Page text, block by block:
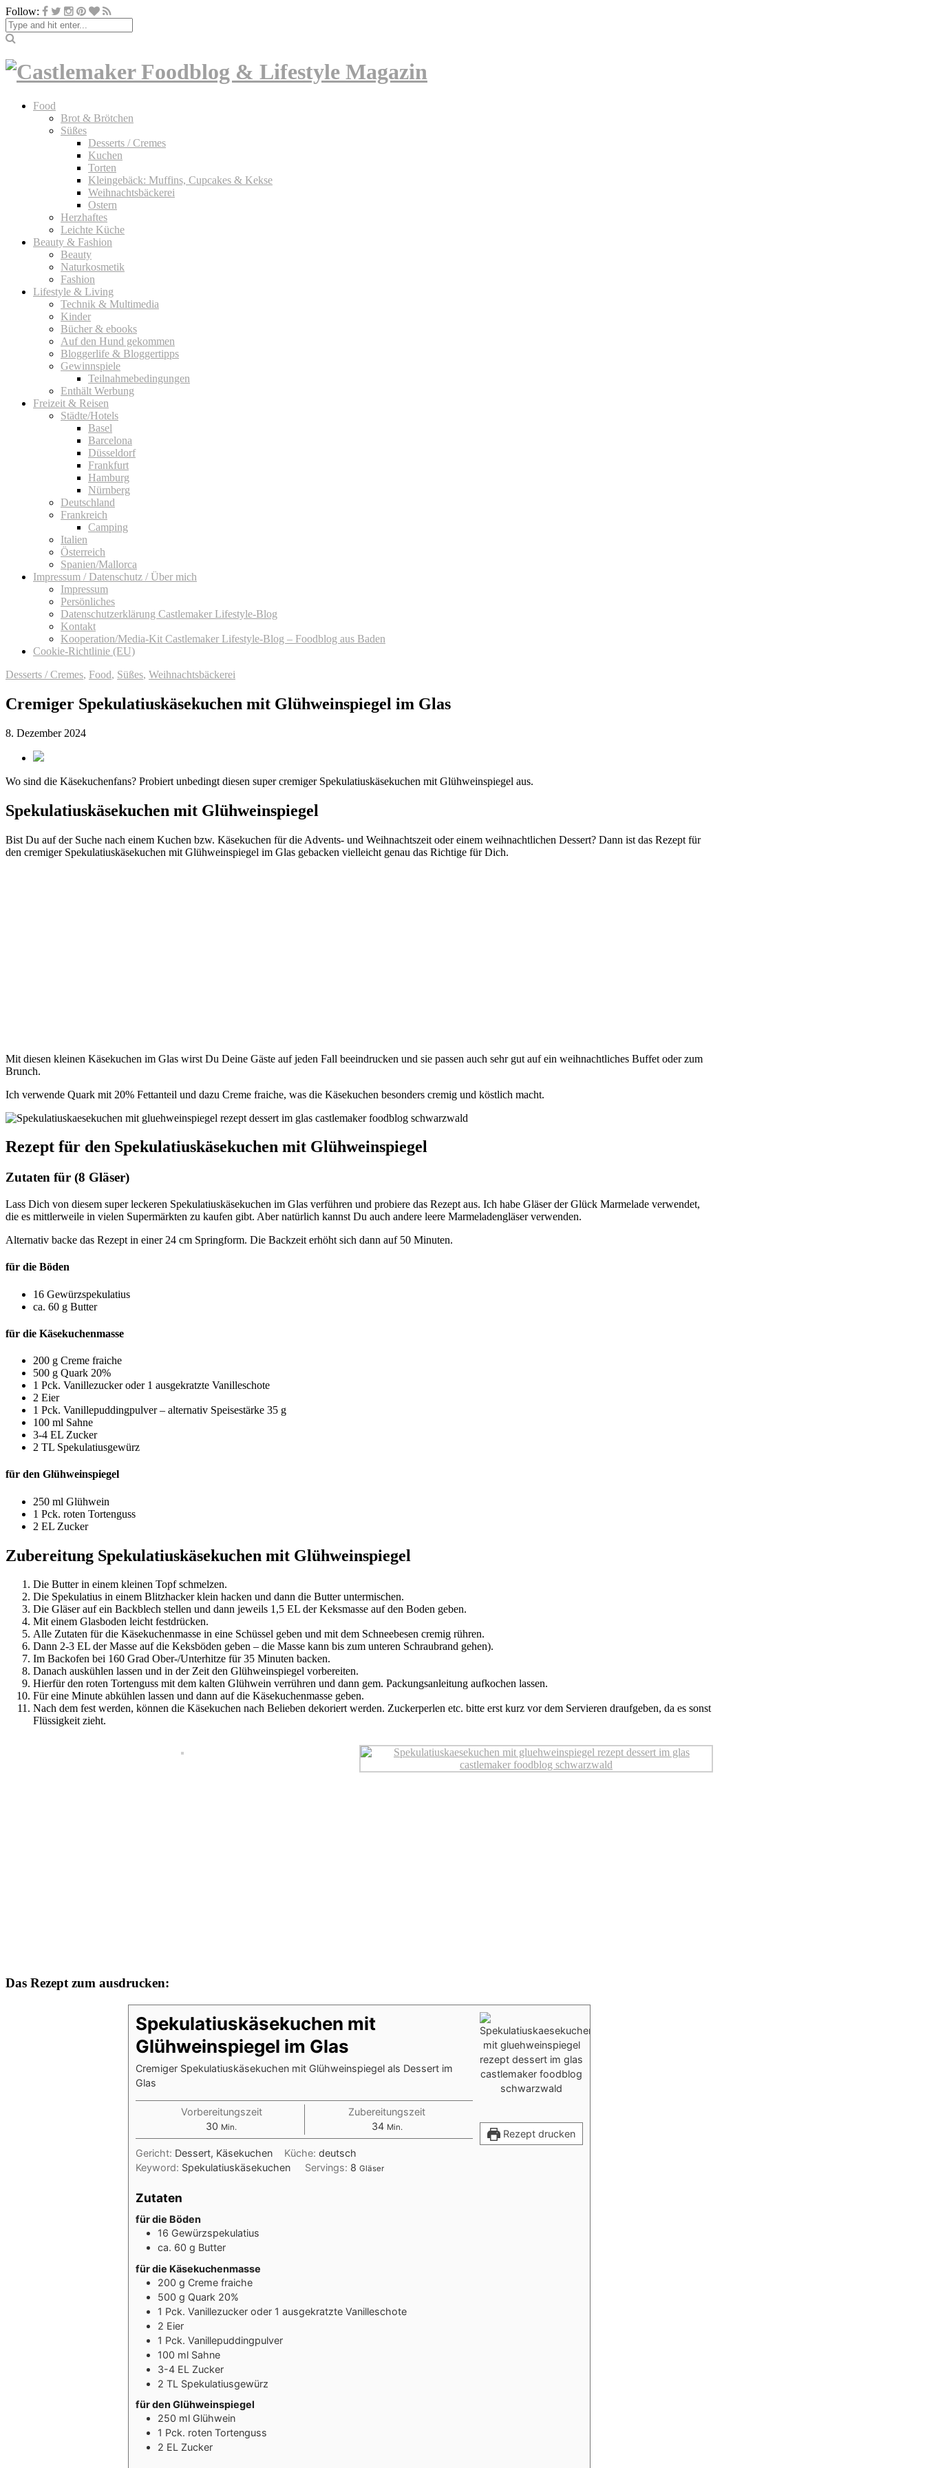
Follow:
Food
Brot & Brötchen
Süßes
Desserts / Cremes
Kuchen
Torten
Kleingebäck: Muffins, Cupcakes & Kekse
Weihnachtsbäckerei
Ostern
Herzhaftes
Leichte Küche
Beauty & Fashion
Beauty
Naturkosmetik
Fashion
Lifestyle & Living
Technik & Multimedia
Kinder
Bücher & ebooks
Auf den Hund gekommen
Bloggerlife & Bloggertipps
Gewinnspiele
Teilnahmebedingungen
Enthält Werbung
Freizeit & Reisen
Städte/Hotels
Basel
Barcelona
Düsseldorf
Frankfurt
Hamburg
Nürnberg
Deutschland
Frankreich
Camping
Italien
Österreich
Spanien/Mallorca
Impressum / Datenschutz / Über mich
Impressum
Persönliches
Datenschutzerklärung Castlemaker Lifestyle-Blog
Kontakt
Kooperation/Media-Kit Castlemaker Lifestyle-Blog – Foodblog aus Baden
Cookie-Richtlinie (EU)
Desserts / Cremes, Food, Süßes, Weihnachtsbäckerei
Cremiger Spekulatiuskäsekuchen mit Glühweinspiegel im Glas
8. Dezember 2024
Wo sind die Käsekuchenfans? Probiert unbedingt diesen super cremiger Spekulatiuskäsekuchen mit Glühweinspiegel aus.
Spekulatiuskäsekuchen mit Glühweinspiegel
Bist Du auf der Suche nach einem Kuchen bzw. Käsekuchen für die Advents- und Weihnachtszeit oder einem weihnachtlichen Dessert? Dann ist das Rezept für
den cremiger Spekulatiuskäsekuchen mit Glühweinspiegel im Glas gebacken vielleicht genau das Richtige für Dich.
Mit diesen kleinen Käsekuchen im Glas wirst Du Deine Gäste auf jeden Fall beeindrucken und sie passen auch sehr gut auf ein weihnachtliches Buffet oder zum
Brunch.
Ich verwende Quark mit 20% Fettanteil und dazu Creme fraiche, was die Käsekuchen besonders cremig und köstlich macht.
Rezept für den Spekulatiuskäsekuchen mit Glühweinspiegel
Zutaten für (8 Gläser)
Lass Dich von diesem super leckeren Spekulatiuskäsekuchen im Glas verführen und probiere das Rezept aus. Ich habe Gläser der Glück Marmelade verwendet,
die es mittlerweile in vielen Supermärkten zu kaufen gibt. Aber natürlich kannst Du auch andere leere Marmeladengläser verwenden.
Alternativ backe das Rezept in einer 24 cm Springform. Die Backzeit erhöht sich dann auf 50 Minuten.
für die Böden
16 Gewürzspekulatius
ca. 60 g Butter
für die Käsekuchenmasse
200 g Creme fraiche
500 g Quark 20%
1 Pck. Vanillezucker oder 1 ausgekratzte Vanilleschote
2 Eier
1 Pck. Vanillepuddingpulver – alternativ Speisestärke 35 g
100 ml Sahne
3-4 EL Zucker
2 TL Spekulatiusgewürz
für den Glühweinspiegel
250 ml Glühwein
1 Pck. roten Tortenguss
2 EL Zucker
Zubereitung Spekulatiuskäsekuchen mit Glühweinspiegel
Die Butter in einem kleinen Topf schmelzen.
Die Spekulatius in einem Blitzhacker klein hacken und dann die Butter untermischen.
Die Gläser auf ein Backblech stellen und dann jeweils 1,5 EL der Keksmasse auf den Boden geben.
Mit einem Glasboden leicht festdrücken.
Alle Zutaten für die Käsekuchenmasse in eine Schüssel geben und mit dem Schneebesen cremig rühren.
Dann 2-3 EL der Masse auf die Keksböden geben – die Masse kann bis zum unteren Schraubrand gehen).
Im Backofen bei 160 Grad Ober-/Unterhitze für 35 Minuten backen.
Danach auskühlen lassen und in der Zeit den Glühweinspiegel vorbereiten.
Hierfür den roten Tortenguss mit dem kalten Glühwein verrühren und dann gem. Packungsanleitung aufkochen lassen.
Für eine Minute abkühlen lassen und dann auf die Käsekuchenmasse geben.
Nach dem fest werden, können die Käsekuchen nach Belieben dekoriert werden. Zuckerperlen etc. bitte erst kurz vor dem Servieren draufgeben, da es sonst
Flüssigkeit zieht.
Das Rezept zum ausdrucken:
Rezept drucken
Spekulatiuskäsekuchen mit
Glühweinspiegel im Glas
Cremiger Spekulatiuskäsekuchen mit Glühweinspiegel als Dessert im
Glas
Vorbereitungszeit
30 Minuten
Min.
Zubereitungszeit
34Minuten
Min.
Gericht: Dessert, Käsekuchen Küche:deutsch
Keyword: Spekulatiuskäsekuchen Servings: 8 Gläser
Zutaten
für die Böden
16 Gewürzspekulatius
ca. 60 g Butter
für die Käsekuchenmasse
200 g Creme fraiche
500 g Quark 20%
1 Pck. Vanillezucker oder 1 ausgekratzte Vanilleschote
2 Eier
1 Pck. Vanillepuddingpulver
100 ml Sahne
3-4 EL Zucker
2 TL Spekulatiusgewürz
für den Glühweinspiegel
250 ml Glühwein
1 Pck. roten Tortenguss
2 EL Zucker